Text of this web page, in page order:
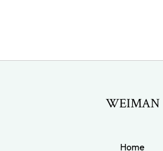
WEIMAN
Home